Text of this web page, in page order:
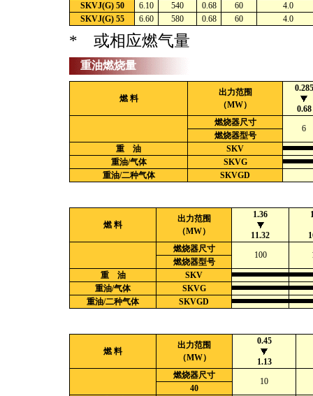
SKVJ(G) 50
6.10 540 0.68 60
4.0
SKVJ(G) 55
6.60 580 0.68 60 4.0
* 或相应燃气量
重油燃烧量
燃 料
出力范围
（MW）
0.285
0.68
燃烧器尺寸
6
燃烧器型号
重 油
SKV
重油/气体
SKVG
重油/二种气体
SKVGD
燃 料
出力范围
（MW）
1.36
11.32
燃烧器尺寸
100
燃烧器型号
重 油
SKV
重油/气体
SKVG
重油/二种气体
SKVGD
燃 料
出力范围
（MW）
0.45
1.13
燃烧器尺寸
10
40